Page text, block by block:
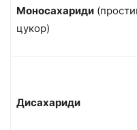
Моносахариди
цукор)
Дисахариди